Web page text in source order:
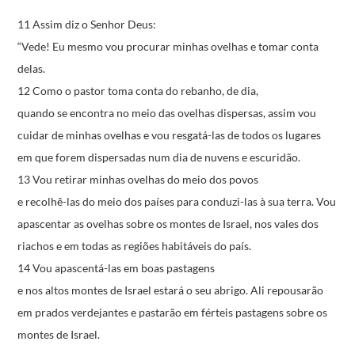
11 Assim diz o Senhor Deus:
“Vede! Eu mesmo vou procurar minhas ovelhase tomar conta
delas.
12 Como o pastor toma conta do rebanho, de dia,
quando se encontra no meio das ovelhas dispersas,assim vou
cuidar de minhas ovelhase vou resgatá-las de todos os lugares
em que forem dispersadas num dia de nuvens e escuridão.
13 Vou retirar minhas ovelhas do meio dos povos
e recolhê-las do meio dos países para conduzi-las à sua terra.Vou
apascentar as ovelhas sobre os montes de Israel, nos vales dos
riachose em todas as regiões habitáveis do país.
14 Vou apascentá-las em boas pastagens
e nos altos montes de Israel estará o seu abrigo.Ali repousarão
em prados verdejantese pastarão em férteis pastagenssobre os
montes de Israel.